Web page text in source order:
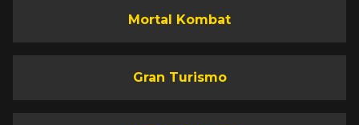
Mortal Kombat
Gran Turismo